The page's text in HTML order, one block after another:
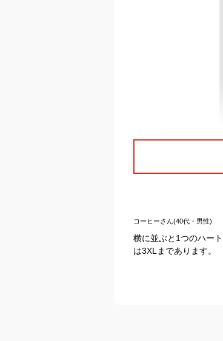
コーヒーさん(40代・男性)
横に並ぶと1つのハー
は3XLまであります。